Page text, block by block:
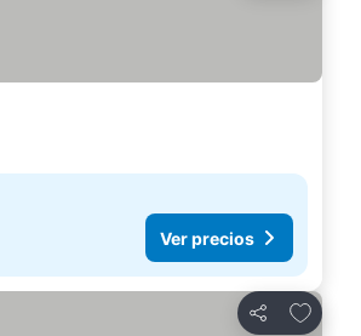
Ver precios
Compartir